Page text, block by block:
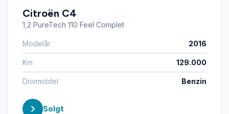
Citroën C4
1,2 PureTech 110 Feel Complet
Modelår 2016
Km 129.000
Drivmiddel Benzin
Solgt